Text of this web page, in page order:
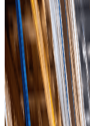
просто
Посетите